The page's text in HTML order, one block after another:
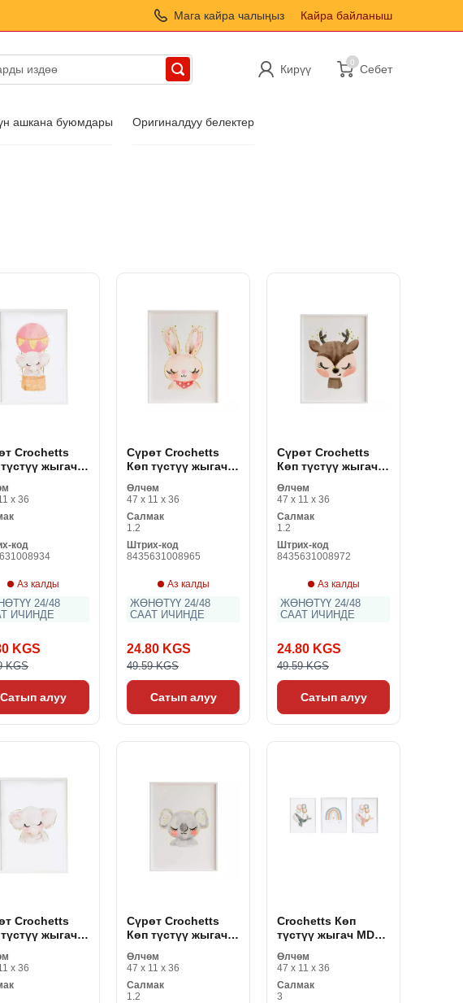
Мага кайра чалыңыз Кайра байланыш
Кирүү
0
Себет
ашкана буюмдары Оригиналдуу белектер
Crochetts
жыгач
x 36
код
Аз калды
24/48
ИЧИНДЕ
KGS
KGS
Сатып алуу
Сүрөт Crochetts
Көп түстүү жыгач
коён
Өлчөм
47 x 11 x 36
Салмак
1.2
Штрих-код
8435631008965
Аз калды
ЖӨНӨТҮҮ 24/48
СААТ ИЧИНДЕ
24.80 KGS
49.59 KGS
Сатып алуу
Сүрөт Crochetts
Көп түстүү жыгач
бугу
Өлчөм
47 x 11 x 36
Салмак
1.2
Штрих-код
8435631008972
Аз калды
ЖӨНӨТҮҮ 24/48
СААТ ИЧИНДЕ
24.80 KGS
49.59 KGS
Сатып алуу
Crochetts
жыгач
x 36
Сүрөт Crochetts
Көп түстүү жыгач
Koala
Өлчөм
47 x 11 x 36
Салмак
1.2
Crochetts Көп
түстүү жыгач MDF
үсөн киттин үч
буюмдар)
Өлчөм
47 x 11 x 36
Салмак
3